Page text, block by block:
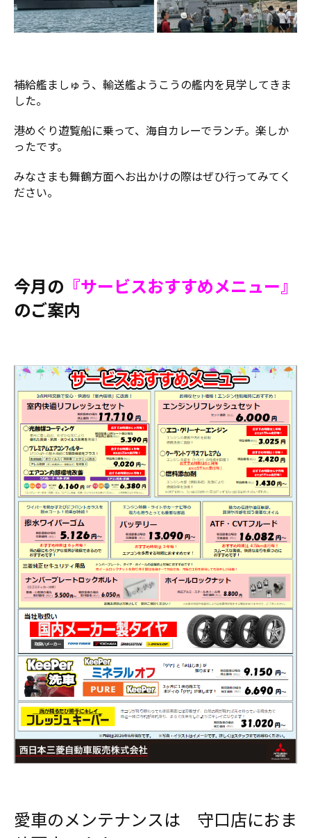
補給艦ましゅう、輸送艦ようこうの艦内を見学してきま
した。
港めぐり遊覧船に乗って、海自カレーでランチ。楽しか
ったです。
みなさまも舞鶴方面へお出かけの際はぜひ行ってみてく
ださい。
今月の 『サービスおすすめメニュー』
のご案内
愛車のメンテナンスは 守口店におま